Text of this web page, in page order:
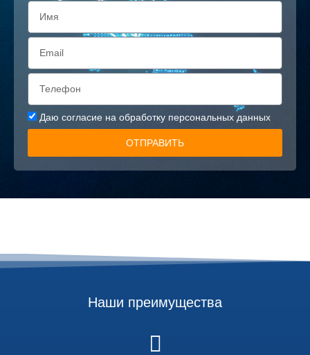
Даю согласие на обработку персональных данных
ОТПРАВИТЬ
Наши преимущества